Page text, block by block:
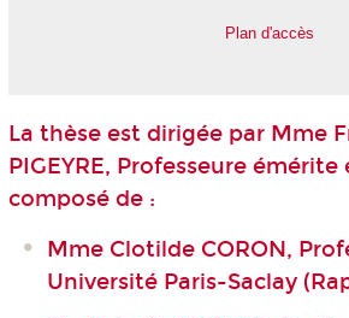
Plan d'accès
La thèse est dirigée par Mme
PIGEYRE, Professeure émérite
composé de :
Mme Clotilde CORON,
Université Paris-Saclay